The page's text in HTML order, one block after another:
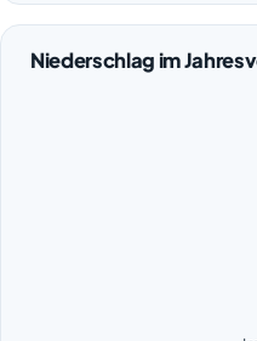
Niederschlag im